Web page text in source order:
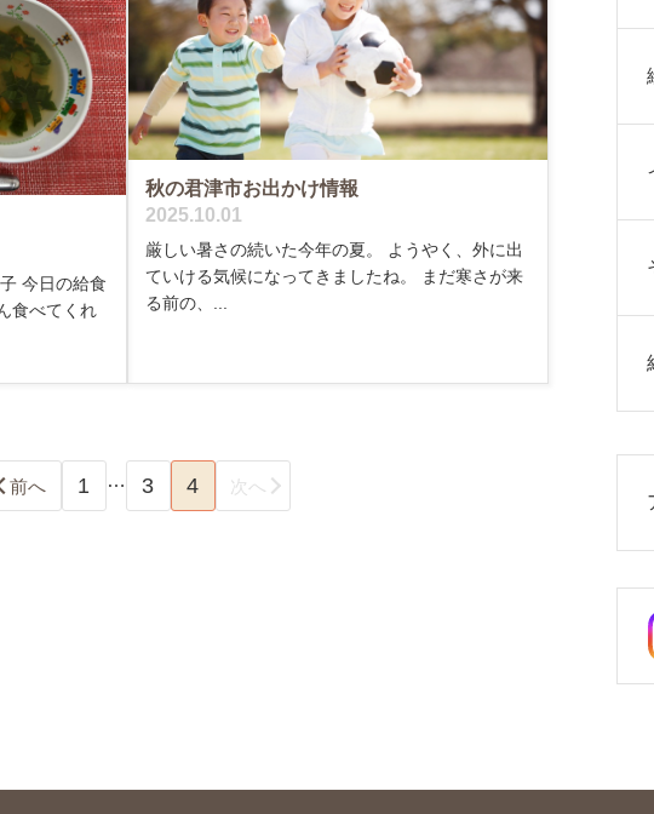
今日の給食
食べてくれ
秋の君津市お出かけ情報
2025.10.01
厳しい暑さの続いた今年の夏。 ようやく、外に出
ていける気候になってきましたね。 まだ寒さが来
る前の、...
前へ 1 … 3 4 次へ